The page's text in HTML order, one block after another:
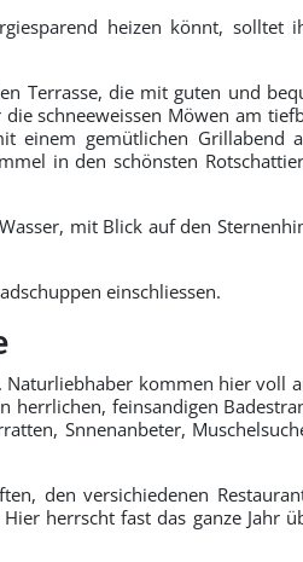
heizen könnt, solltet
Terrasse, die mit guten und
schneeweissen Möwen am
einem gemütlichen Grillabend
in den schönsten
mit Blick auf den
einschliessen.
Naturliebhaber kommen hier voll
herrlichen, feinsandigen
Snnenanbeter,
den versichiedenen
herrscht fast das ganze Jahr